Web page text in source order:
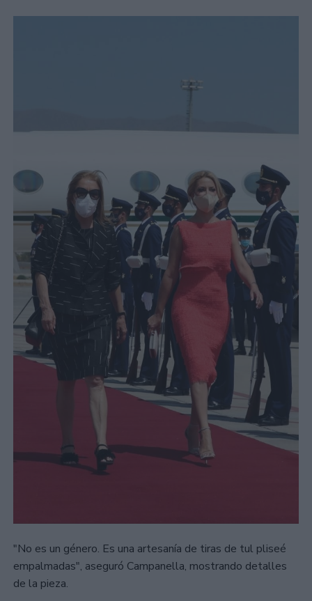
"No es un género. Es una artesanía de tiras de tul pliseé
empalmadas", aseguró Campanella, mostrando detalles
de la pieza.